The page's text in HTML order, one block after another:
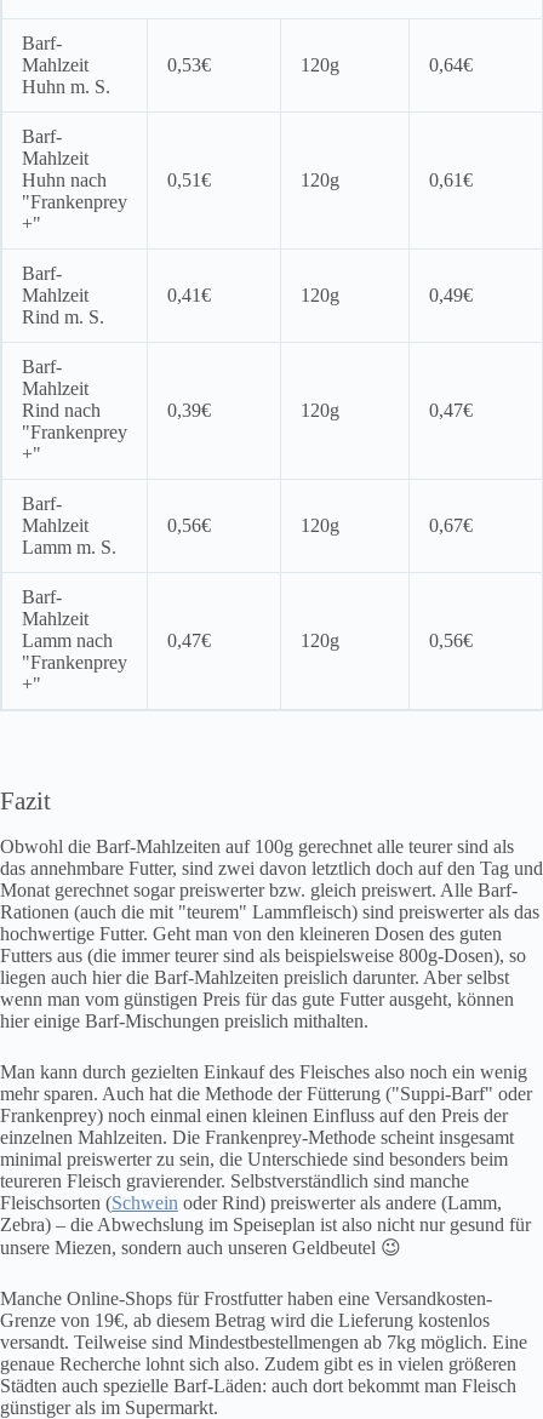
Barf-
Mahlzeit
Huhn m. S.
0,53€ 120g 0,64€
Barf-
Mahlzeit
Huhn nach
"Frankenprey
+"
0,51€ 120g 0,61€
Barf-
Mahlzeit
Rind m. S.
0,41€ 120g 0,49€
Barf-
Mahlzeit
Rind nach
"Frankenprey
+"
0,39€ 120g 0,47€
Barf-
Mahlzeit
Lamm m. S.
0,56€ 120g 0,67€
Barf-
Mahlzeit
Lamm nach
"Frankenprey
+"
0,47€ 120g 0,56€
Fazit
Obwohl die Barf-Mahlzeiten auf 100g gerechnet alle teurer sind als
das annehmbare Futter, sind zwei davon letztlich doch auf den Tag und
Monat gerechnet sogar preiswerter bzw. gleich preiswert. Alle Barf-
Rationen (auch die mit "teurem" Lammfleisch) sind preiswerter als das
hochwertige Futter. Geht man von den kleineren Dosen des guten
Futters aus (die immer teurer sind als beispielsweise 800g-Dosen), so
liegen auch hier die Barf-Mahlzeiten preislich darunter. Aber selbst
wenn man vom günstigen Preis für das gute Futter ausgeht, können
hier einige Barf-Mischungen preislich mithalten.
Man kann durch gezielten Einkauf des Fleisches also noch ein wenig
mehr sparen. Auch hat die Methode der Fütterung ("Suppi-Barf" oder
Frankenprey) noch einmal einen kleinen Einfluss auf den Preis der
einzelnen Mahlzeiten. Die Frankenprey-Methode scheint insgesamt
minimal preiswerter zu sein, die Unterschiede sind besonders beim
teureren Fleisch gravierender. Selbstverständlich sind manche
Fleischsorten (Schwein oder Rind) preiswerter als andere (Lamm,
Zebra) – die Abwechslung im Speiseplan ist also nicht nur gesund für
unsere Miezen, sondern auch unseren Geldbeutel 😉
Manche Online-Shops für Frostfutter haben eine Versandkosten-
Grenze von 19€, ab diesem Betrag wird die Lieferung kostenlos
versandt. Teilweise sind Mindestbestellmengen ab 7kg möglich. Eine
genaue Recherche lohnt sich also. Zudem gibt es in vielen größeren
Städten auch spezielle Barf-Läden: auch dort bekommt man Fleisch
günstiger als im Supermarkt.